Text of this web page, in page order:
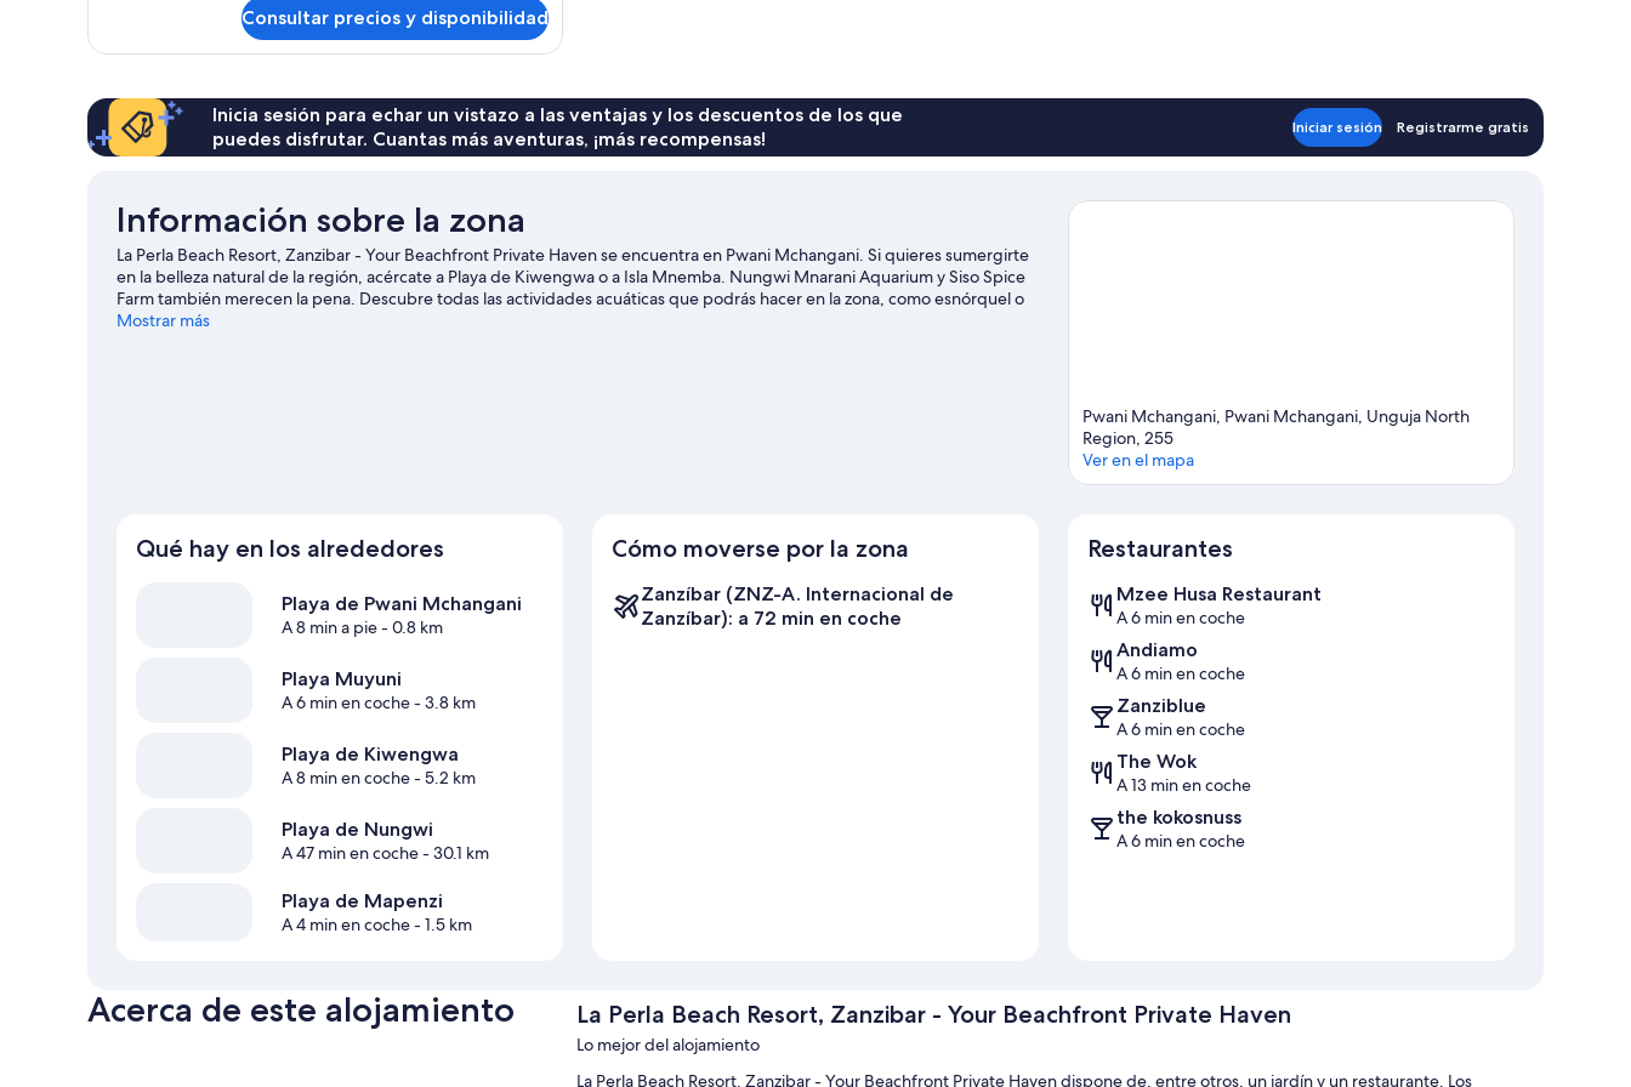
Deluxe,
la
playa
Consultar precios y disponibilidad
Inicia sesión para echar un vistazo a las ventajas y los descuentos de los que
puedes disfrutar. Cuantas más aventuras, ¡más recompensas!
Iniciar sesión Registrarme gratis
Información sobre la zona
La Perla Beach Resort, Zanzibar - Your Beachfront Private Haven se encuentra en Pwani Mchangani. Si quieres sumergirte
en la belleza natural de la región, acércate a Playa de Kiwengwa o a Isla Mnemba. Nungwi Mnarani Aquarium y Siso Spice
Farm también merecen la pena. Descubre todas las actividades acuáticas que podrás hacer en la zona, como esnórquel o
windsurf; además, tendrás ocasión de disfrutar de la naturaleza al aire libre con opciones tan variadas como la equitación o
Mostrar más
Pwani Mchangani, Pwani Mchangani, Unguja North
Region, 255
Ver en el mapa
Qué hay en los alrededores
Playa de Pwani Mchangani
A 8 min a pie- 0.8 km
Playa Muyuni
A 6 min en coche- 3.8 km
Playa de Kiwengwa
A 8 min en coche- 5.2 km
Playa de Nungwi
A 47 min en coche- 30.1 km
Playa de Mapenzi
A 4 min en coche- 1.5 km
Cómo moverse por la zona
Zanzíbar (ZNZ-A. Internacional de
Zanzíbar): a 72 min en coche
Restaurantes
Mzee Husa Restaurant
A 6 min en coche
Andiamo
A 6 min en coche
Zanziblue
A 6 min en coche
The Wok
A 13 min en coche
the kokosnuss
A 6 min en coche
Acerca de este alojamiento La Perla Beach Resort, Zanzibar - Your Beachfront Private Haven
Lo mejor del alojamiento
La Perla Beach Resort, Zanzibar - Your Beachfront Private Haven dispone de, entre otros, un jardín y un restaurante. Los